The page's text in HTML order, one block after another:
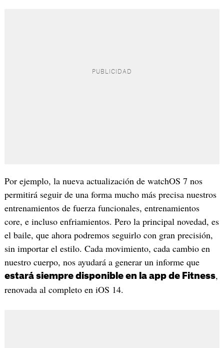
Por ejemplo, la nueva actualización de watchOS 7 nos
permitirá seguir de una forma mucho más precisa nuestros
entrenamientos de fuerza funcionales, entrenamientos
core, e incluso enfriamientos. Pero la principal novedad, es
el baile, que ahora podremos seguirlo con gran precisión,
sin importar el estilo. Cada movimiento, cada cambio en
nuestro cuerpo, nos ayudará a generar un informe que
estará siempre disponible en la app de Fitness,
renovada al completo en iOS 14.